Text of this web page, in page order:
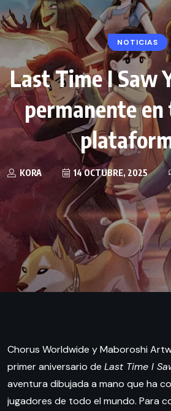
NOTICIAS
Last Time I Saw
permanente en
KORA 14 OCTUBRE, 2025
Chorus Worldwide y Maboroshi
primer aniversario de Last Time I
aventura dibujada a mano que ha
jugadores de todo el mundo. Para